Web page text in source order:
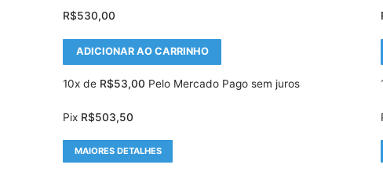
R$530,00
ADICIONAR AO CARRINHO
10x de R$53,00 Pelo Mercado Pago sem juros
Pix R$503,50
MAIORES DETALHES